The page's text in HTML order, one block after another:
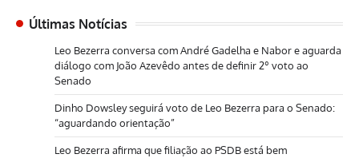
Últimas Notícias
Leo Bezerra conversa com André Gadelha e Nabor e aguarda
diálogo com João Azevêdo antes de definir 2º voto ao
Senado
Dinho Dowsley seguirá voto de Leo Bezerra para o Senado:
“aguardando orientação”
Leo Bezerra afirma que filiação ao PSDB está bem